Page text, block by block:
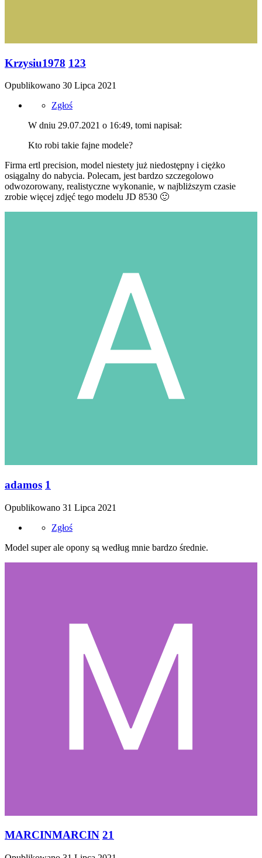
Krzysiu1978 123
Opublikowano 30 Lipca 2021
Zgłoś
W dniu 29.07.2021 o 16:49, tomi napisał:
Kto robi takie fajne modele?
Firma ertl precision, model niestety już niedostępny i ciężko
osiągalny do nabycia. Polecam, jest bardzo szczegolowo
odwozorowany, realistyczne wykonanie, w najbliższym czasie
zrobie więcej zdjęć tego modelu JD 8530 🙂
adamos 1
Opublikowano 31 Lipca 2021
Zgłoś
Model super ale opony są według mnie bardzo średnie.
MARCINMARCIN 21